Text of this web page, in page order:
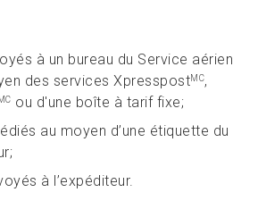
à un bureau du Service aérien
des services XpresspostMC,
ou d'une boîte à tarif fixe;
au moyen d’une étiquette du
à l’expéditeur.